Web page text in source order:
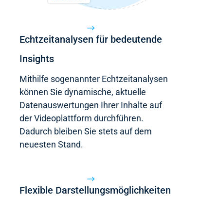
Echtzeitanalysen für bedeutende
Insights​​
Mithilfe sogenannter Echtzeitanalysen
können Sie dynamische, aktuelle
Datenauswertungen Ihrer Inhalte auf
der Videoplattform durchführen.
Dadurch bleiben Sie stets auf dem
neuesten Stand.
Flexible Darstellungsmöglichkeiten​